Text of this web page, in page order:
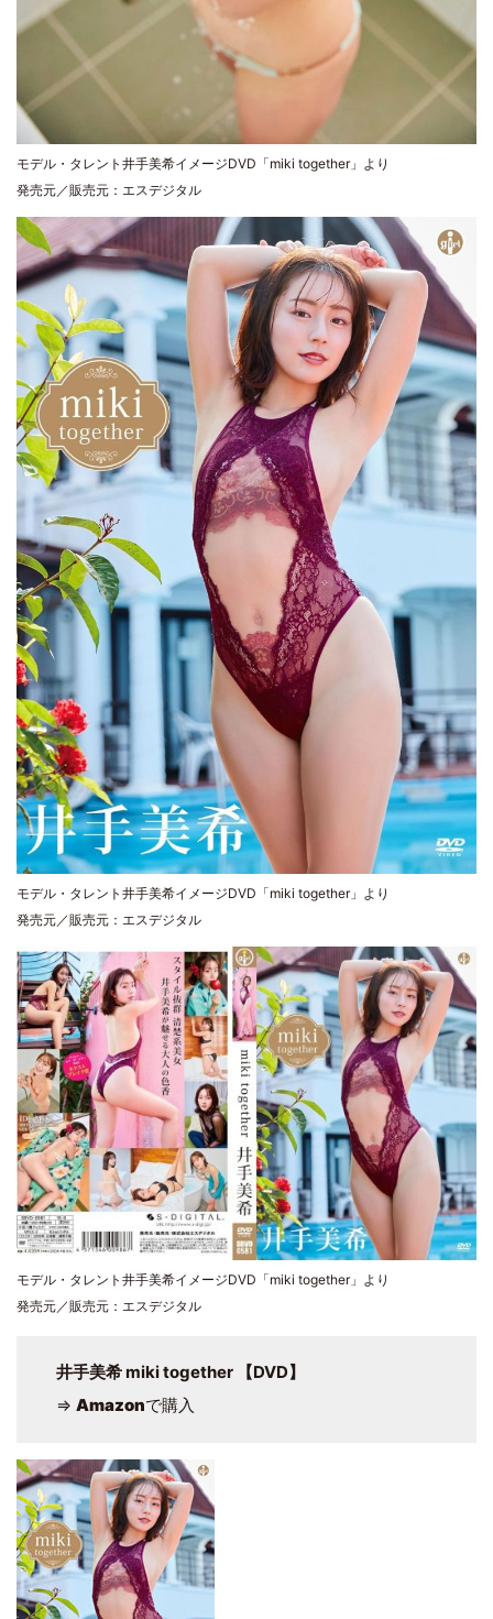
モデル・タレント井手美希イメージDVD「miki together」より
発売元／販売元：エスデジタル
モデル・タレント井手美希イメージDVD「miki together」より
発売元／販売元：エスデジタル
モデル・タレント井手美希イメージDVD「miki together」より
発売元／販売元：エスデジタル
井手美希 miki together 【DVD】
⇒ Amazonで購入